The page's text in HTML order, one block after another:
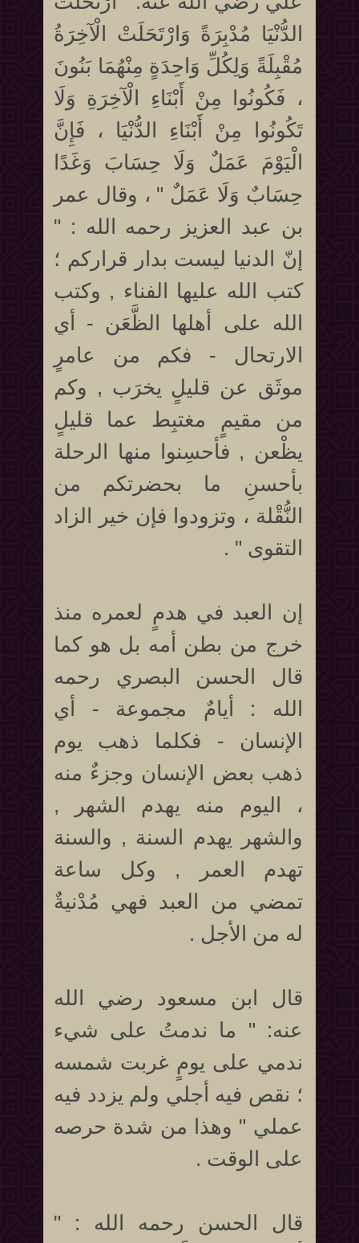
الدُّنْيَا مُدْبِرَةً وَارْتَحَلَتْ الْآخِرَةُ
مُقْبِلَةً وَلِكُلِّ وَاحِدَةٍ مِنْهُمَا بَنُونَ
، فَكُونُوا مِنْ أَبْنَاءِ الْآخِرَةِ وَلَا
تَكُونُوا مِنْ أَبْنَاءِ الدُّنْيَا ، فَإِنَّ
الْيَوْمَ عَمَلٌ وَلَا حِسَابَ وَغَدًا
حِسَابٌ وَلَا عَمَلٌ " ، وقال عمر
بن عبد العزيز رحمه الله : "
إنّ الدنيا ليست بدار قراركم ؛
كتب الله عليها الفناء , وكتب
الله على أهلها الظَّعَن - أي
الارتحال - فكم من عامرٍ
موثَق عن قليلٍ يخرَب , وكم
من مقيمٍ مغتبِط عما قليلٍ
يظْعن , فأحسِنوا منها الرحلة
بأحسنِ ما بحضرتكم من
النُّقْلة ، وتزودوا فإن خير الزاد
التقوى " .
إن العبد في هدمٍ لعمره منذ
خرج من بطن أمه بل هو كما
قال الحسن البصري رحمه
الله : أيامٌ مجموعة - أي
الإنسان - فكلما ذهب يوم
ذهب بعض الإنسان وجزءٌ منه
، اليوم منه يهدم الشهر ,
والشهر يهدم السنة , والسنة
تهدم العمر , وكل ساعة
تمضي من العبد فهي مُدْنيةٌ
له من الأجل .
قال ابن مسعود رضي الله
عنه: " ما ندمتُ على شيء
ندمي على يومٍ غربت شمسه
؛ نقص فيه أجلي ولم يزدد فيه
عملي " وهذا من شدة حرصه
على الوقت .
قال الحسن رحمه الله : "